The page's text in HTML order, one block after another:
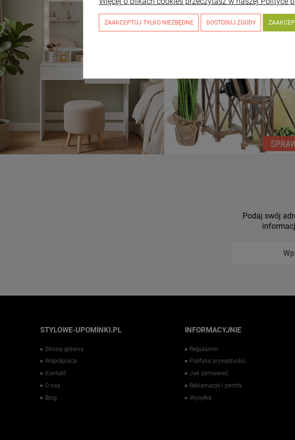
Podaj swój
STYLOWE-UPOMINKI.PL
Strona główna
Współpraca
Kontakt
O nas
Blog
INFORMACYJNIE
Regulamin
Polityka prywatności
Jak zamawiać
Reklamacje i zwroty
Wysyłka
ZAAKCEPTUJ TYLKO NIEZBĘDNE DOSTOSUJ ZGODY